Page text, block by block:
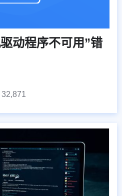
动程序不可用”错
32,871